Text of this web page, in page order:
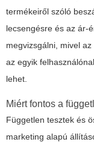
termékeiről szóló
lecsengésre és az ár-
megvizsgálni, mivel
az egyik
lehet.
Miért fontos a
Független tesztek és
marketing alapú